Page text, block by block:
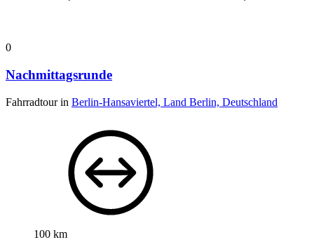
0
Nachmittagsrunde
Fahrradtour in Berlin-Hansaviertel, Land Berlin, Deutschland
100 km